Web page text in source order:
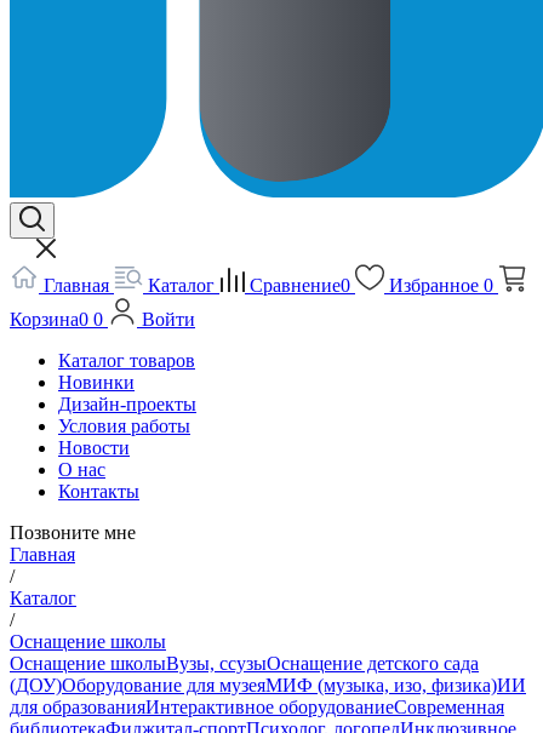
Главная Каталог Сравнение0 Избранное 0
Корзина0 0
Войти
Каталог товаров
Новинки
Дизайн-проекты
Условия работы
Новости
О нас
Контакты
Позвоните мне
Главная
/
Каталог
/
Оснащение школы
Оснащение школыВузы, ссузыОснащение детского сада
(ДОУ)Оборудование для музеяМИФ (музыка, изо, физика)ИИ
для образованияИнтерактивное оборудованиеСовременная
библиотекаФиджитал-спортПсихолог, логопедИнклюзивное